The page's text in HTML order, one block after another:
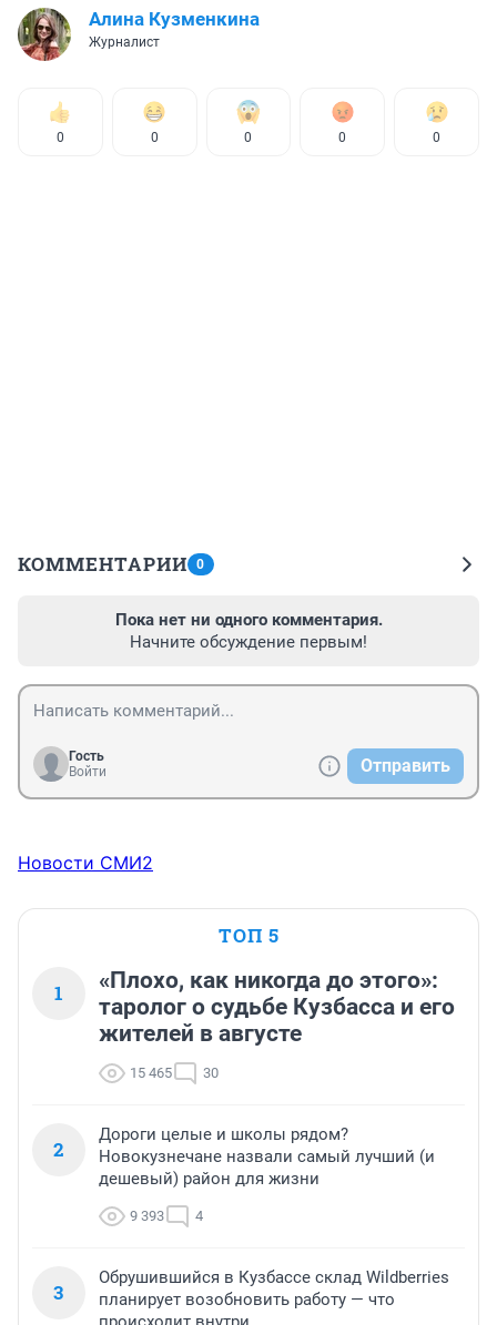
Алина Кузменкина
Журналист
0 0 0 0 0
КОММЕНТАРИИ 0
Пока нет ни одного комментария.
Начните обсуждение первым!
Гость
Войти
Отправить
Новости СМИ2
ТОП 5
1
«Плохо, как никогда до этого»:
таролог о судьбе Кузбасса и его
жителей в августе
15 465 30
2
Дороги целые и школы рядом?
Новокузнечане назвали самый лучший (и
дешевый) район для жизни
9 393 4
3
Обрушившийся в Кузбассе склад Wildberries
планирует возобновить работу — что